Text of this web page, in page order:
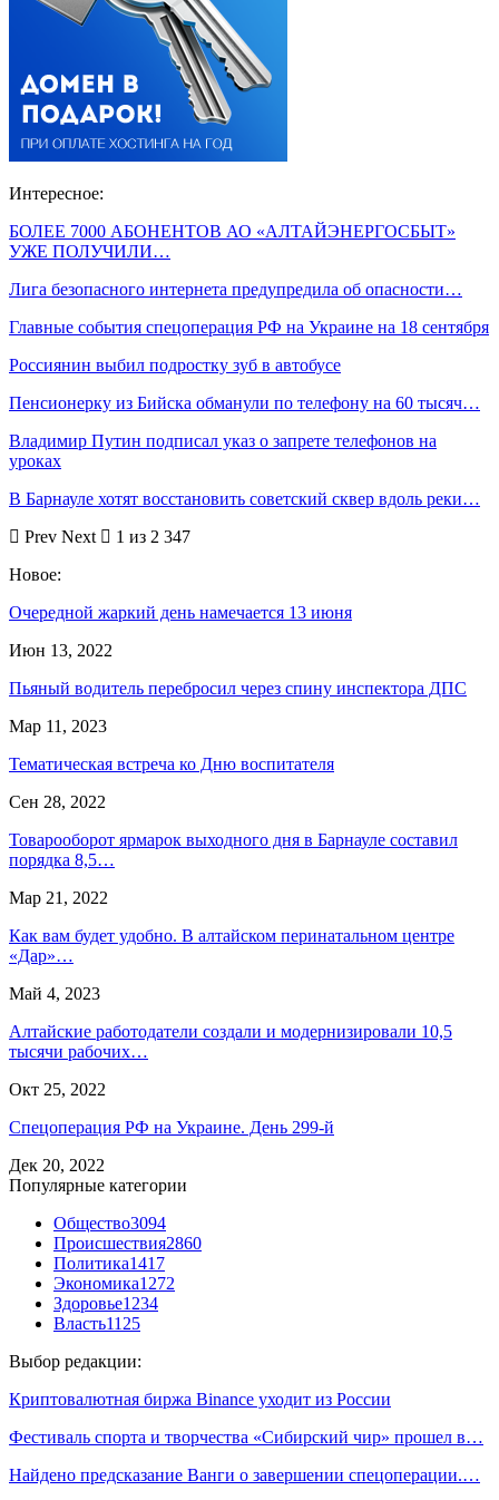
Интересное:
БОЛЕЕ 7000 АБОНЕНТОВ АО «АЛТАЙЭНЕРГОСБЫТ»
УЖЕ ПОЛУЧИЛИ…
Лига безопасного интернета предупредила об опасности…
Главные события спецоперация РФ на Украине на 18 сентября
Россиянин выбил подростку зуб в автобусе
Пенсионерку из Бийска обманули по телефону на 60 тысяч…
Владимир Путин подписал указ о запрете телефонов на
уроках
В Барнауле хотят восстановить советский сквер вдоль реки…
Prev Next
1 из 2 347
Новое:
Очередной жаркий день намечается 13 июня
Июн 13, 2022
Пьяный водитель перебросил через спину инспектора ДПС
Мар 11, 2023
Тематическая встреча ко Дню воспитателя
Сен 28, 2022
Товарооборот ярмарок выходного дня в Барнауле составил
порядка 8,5…
Мар 21, 2022
Как вам будет удобно. В алтайском перинатальном центре
«Дар»…
Май 4, 2023
Алтайские работодатели создали и модернизировали 10,5
тысячи рабочих…
Окт 25, 2022
Спецоперация РФ на Украине. День 299-й
Дек 20, 2022
Популярные категории
Общество3094
Происшествия2860
Политика1417
Экономика1272
Здоровье1234
Власть1125
Выбор редакции:
Криптовалютная биржа Binance уходит из России
Фестиваль спорта и творчества «Сибирский чир» прошел в…
Найдено предсказание Ванги о завершении спецоперации.…